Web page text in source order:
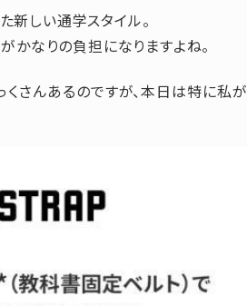
新しい通学スタイル。
かなりの負担になりますよね。
さんあるのですが、本日は特に私が